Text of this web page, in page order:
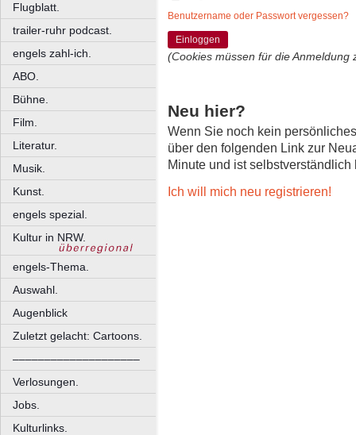
Flugblatt.
trailer-ruhr podcast.
engels zahl-ich.
ABO.
Bühne.
Film.
Literatur.
Musik.
Kunst.
engels spezial.
Kultur in NRW.
engels-Thema.
Auswahl.
Augenblick
Zuletzt gelacht: Cartoons.
––––––––––––––––––––
Verlosungen.
Jobs.
Kulturlinks.
Benutzername oder Passwort vergessen?
Einloggen
(Cookies müssen für die Anmeldung
Neu hier?
Wenn Sie noch kein
über den folgenden Link zur
Minute und ist selbstverständlich
Ich will mich neu registrieren!